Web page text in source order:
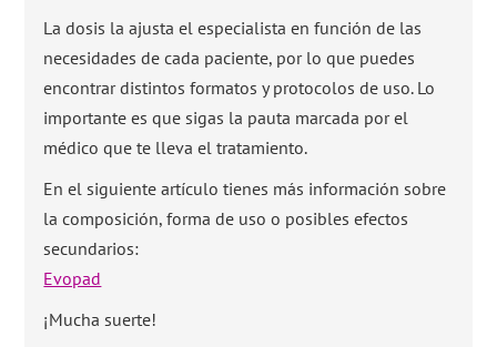
La dosis la ajusta el especialista en función de las
necesidades de cada paciente, por lo que puedes
encontrar distintos formatos y protocolos de uso. Lo
importante es que sigas la pauta marcada por el
médico que te lleva el tratamiento.
En el siguiente artículo tienes más información sobre
la composición, forma de uso o posibles efectos
secundarios:
Evopad
¡Mucha suerte!